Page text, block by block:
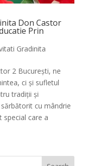
Don Castor
Prin
Gradinita
2 București, ne
ci și sufletul
tradiții și
cu mândrie
special care a